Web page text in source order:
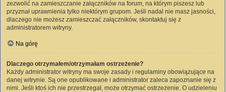
zezwolić na zamieszczanie załączników na forum, na którym piszesz lub
przyznał uprawnienia tylko niektórym grupom. Jeśli nadal nie masz jasności,
dlaczego nie możesz zamieszczać załączników, skontaktuj się z
administratorem witryny.
Na górę
Dlaczego otrzymałem/otrzymałam ostrzeżenie?
Każdy administrator witryny ma swoje zasady i regulaminy obowiązujące na
danej witrynie. Są one opublikowane i administrator zaleca zapoznanie się z
nimi. Jeśli ktoś ich nie przestrzegał, może otrzymać ostrzeżenie. O udzieleniu